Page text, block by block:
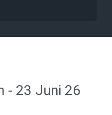
- 23 Juni 26